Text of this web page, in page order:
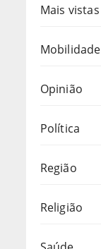
Mais vistas
Mobilidade
Opinião
Política
Região
Religião